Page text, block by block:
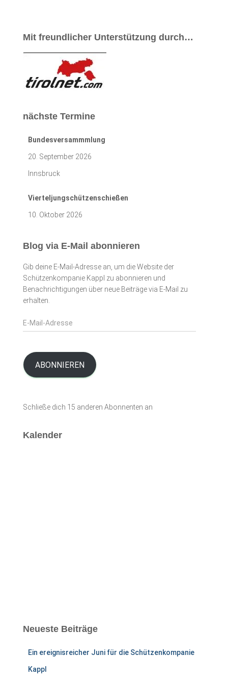
Mit freundlicher Unterstützung durch…
nächste Termine
Bundesversammmlung
20. September 2026
Innsbruck
Vierteljungschützenschießen
10. Oktober 2026
Blog via E-Mail abonnieren
Gib deine E-Mail-Adresse an, um die Website der
Schützenkompanie Kappl zu abonnieren und
Benachrichtigungen über neue Beiträge via E-Mail zu
erhalten.
E
-
i
d
e
ABONNIEREN
Schließe dich 15 anderen Abonnenten an
Kalender
Neueste Beiträge
Ein ereignisreicher Juni für die Schützenkompanie
Kappl